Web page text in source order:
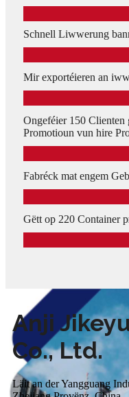
Schnell Liwwerung
Mir exportéieren an
Ongeféier 150
Promotioun vun hire
Fabréck mat engem
Gëtt op 220 Container
Anji
Co., Ltd.
Läit an der Yangguang